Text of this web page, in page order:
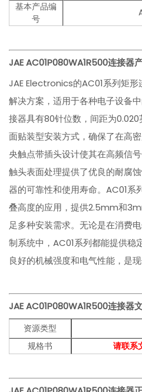
基本产品编
号
JAEAC01P080WA1R500连接器
JAE Electronics的AC01系列矩
解决方案，适用于各种电子设备
接器具有80针位数，间距为
面贴装型安装方式，确保了在高
央触点带插头设计使其在高频信
触头表面处理提供了优良的耐腐
器的可靠性和使用寿命。AC01系
叠高度的应用，提供2.5mm和
足多种安装需求。无论是在消费
制系统中，AC01系列都能提供稳
良好的机械强度和电气性能，是
JAEAC01P080WA1R500连接器
资源类型
规格书
请联系